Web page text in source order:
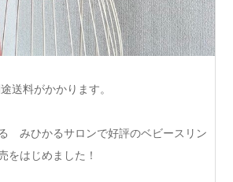
送料がかかります。
みひかるサロンで好評のベビースリン
をはじめました！